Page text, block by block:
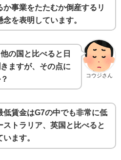
か事業をたたむか倒産するリ
を表明しています。
コウジさん
の国と比べると日
ますが、その点に
低賃金はG7の中でも非常に低
ストラリア、英国と比べると
ます。